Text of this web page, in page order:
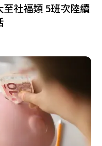
社福類 5班次陸續